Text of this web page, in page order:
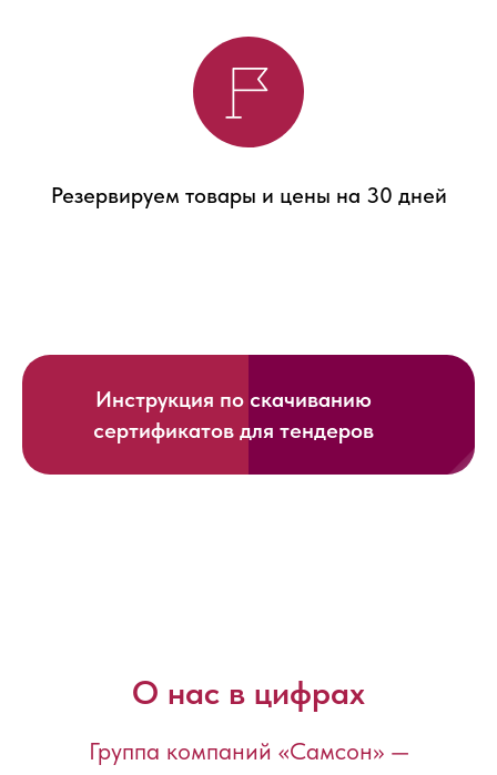
Резервируем товары и цены на 30 дней
Инструкция по скачиванию
сертификатов для тендеров
О нас в цифрах
Группа компаний «Самсон» —